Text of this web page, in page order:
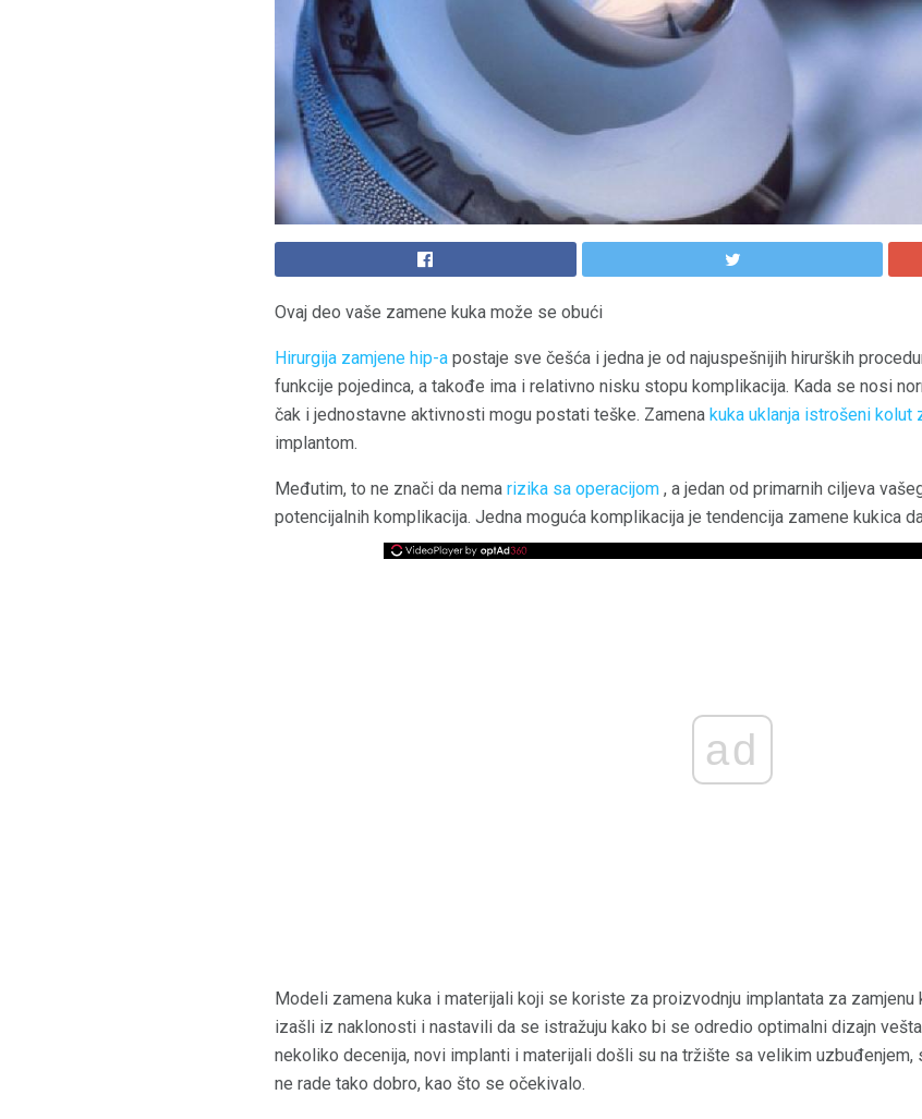
Ovaj deo vaše zamene kuka može se obući
Hirurgija zamjene hip-a postaje sve češća i jedna je od najuspešnijih hirurških
funkcije pojedinca, a takođe ima i relativno nisku stopu komplikacija. Kada se nosi
čak i jednostavne aktivnosti mogu postati teške. Zamena kuka uklanja istrošeni kolut
implantom.
Međutim, to ne znači da nema rizika sa operacijom , a jedan od primarnih ciljeva
potencijalnih komplikacija. Jedna moguća komplikacija je tendencija zamene kukica
ad
Modeli zamena kuka i materijali koji se koriste za proizvodnju implantata za
izašli iz naklonosti i nastavili da se istražuju kako bi se odredio optimalni dizajn
nekoliko decenija, novi implanti i materijali došli su na tržište sa velikim
ne rade tako dobro, kao što se očekivalo.